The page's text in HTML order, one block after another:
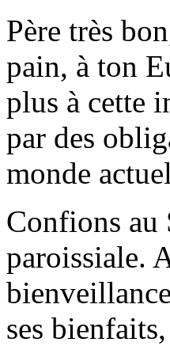
Père très
pain, à ton
plus à cette
par des
monde
Confions au
paroissiale.
ses